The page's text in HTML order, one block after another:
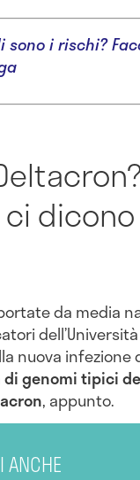
sono i rischi?
da media
nuova infezione
di genomi tipici
, appunto.
ANCHE